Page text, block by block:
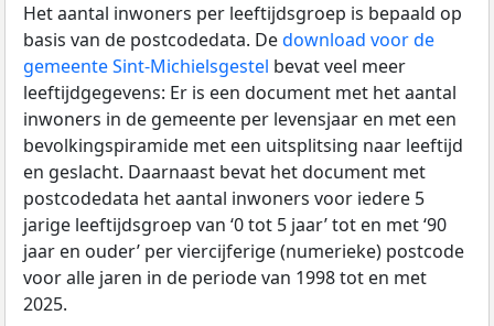
Het aantal inwoners per leeftijdsgroep is bepaald op
basis van de postcodedata. Dedownload voor de
gemeente Sint-Michielsgestel bevat veel meer
leeftijdgegevens: Er is een document met het aantal
inwoners in de gemeente per levensjaar en met een
bevolkingspiramide met een uitsplitsing naar leeftijd
en geslacht. Daarnaast bevat het document met
postcodedata het aantal inwoners voor iedere 5
jarige leeftijdsgroep van ‘0 tot 5 jaar’ tot en met ‘90
jaar en ouder’ per viercijferige (numerieke) postcode
voor alle jaren in de periode van 1998 tot en met
2025.